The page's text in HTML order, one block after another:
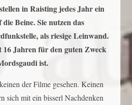
in Raisting jedes Jahr ein
Beine. Sie nutzen das
als riesige Leinwand.
16 Jahren für den guten Zweck
ist.
der Filme gesehen. Keinen
sich mit ein bisserl Nachdenken